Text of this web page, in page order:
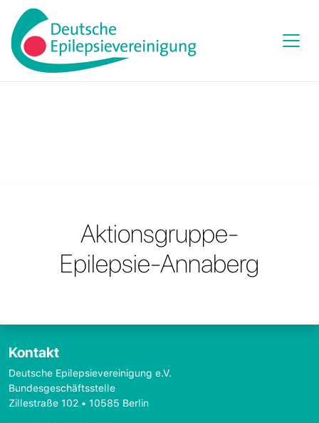
Aktionsgruppe-
Epilepsie-Annaberg
Kontakt
Deutsche Epilepsievereinigung e.V.
Bundesgeschäftsstelle
Zillestraße 102 • 10585 Berlin